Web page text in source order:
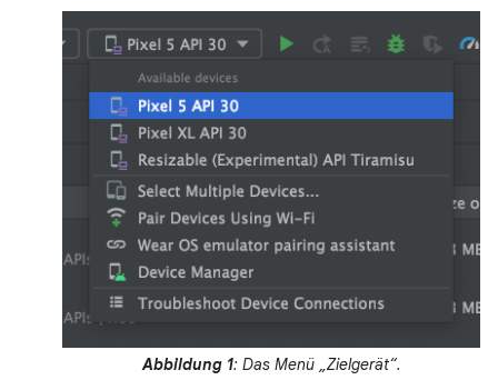
Abbildung 1: Das Menü „Zielgerät“.